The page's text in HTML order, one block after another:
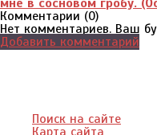
мне в сосновом гробу.
Комментарии (0)
Нет комментариев. Ваш
Добавить комментарий
Поиск на сайте
Карта сайта